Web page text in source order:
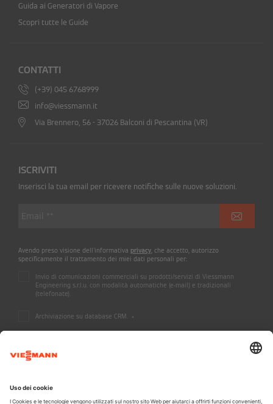
Guida ai Generatori di Vapore
Scopri tutte le Guide
CONTATTI
(+39) 045 6768999
info@viessmann.it
Via Brennero, 56 - 37026 Balconi di Pescantina (VR)
ISCRIVITI
Inserisci la tua email per ricevere notifiche sulle nuove soluzioni.
Avendo preso visione dell'informativa privacy , che accetto, autorizzo
specificamente il trattamento dei miei dati personali per:
Invio di comunicazioni commerciali su prodotti/servizi di Viessmann
Engineering s.r.l.u. con modalità automatiche (e-mail) e tradizionali
(telefonate).
Archiviazione su database CRM. *
A CARRIER COMPANY - @2026 CARRIER
Informazioni legali